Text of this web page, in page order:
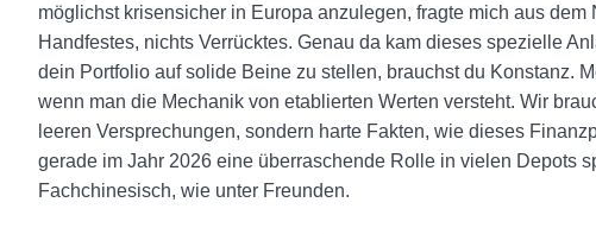
möglichst krisensicher in Europa anzulegen, fragte mich aus
Handfestes, nichts Verrücktes. Genau da kam dieses spezielle
dein Portfolio auf solide Beine zu stellen, brauchst du Konstanz.
wenn man die Mechanik von etablierten Werten versteht. Wir
leeren Versprechungen, sondern harte Fakten, wie dieses
gerade im Jahr 2026 eine überraschende Rolle in vielen Depots
Fachchinesisch, wie unter Freunden.